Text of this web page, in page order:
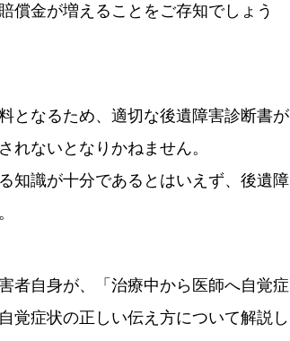
償金が増えることをご存知でしょう
となるため、適切な後遺障害診断書が
れないとなりかねません。
知識が十分であるとはいえず、後遺障
者自身が、「治療中から医師へ自覚症
覚症状の正しい伝え方について解説し